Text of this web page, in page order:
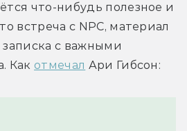
что-нибудь полезное и
встреча с NPC, материал
с важными
Как отмечал Ари Гибсон: